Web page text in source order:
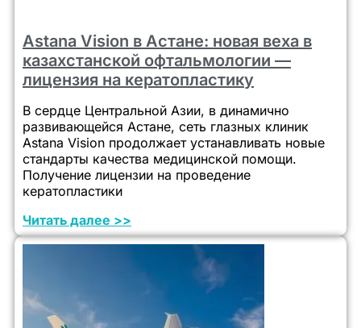
Astana Vision в Астане: новая веха в
казахстанской офтальмологии —
лицензия на кератопластику
В сердце Центральной Азии, в динамично
развивающейся Астане, сеть глазных клиник
Astana Vision продолжает устанавливать новые
стандарты качества медицинской помощи.
Получение лицензии на проведение
кератопластики
Читать далее >>